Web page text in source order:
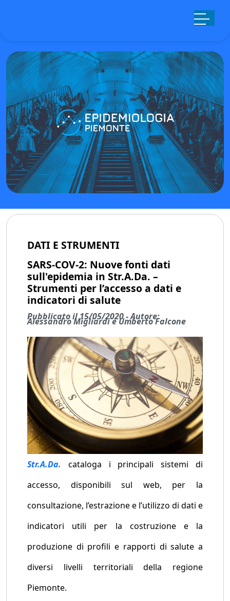
DATI E STRUMENTI
SARS-COV-2: Nuove fonti dati
sull'epidemia in Str.A.Da. –
Strumenti per l’accesso a dati e
indicatori di salute
Pubblicato il 15/05/2020 - Autore:
Alessandro Migliardi e Umberto Falcone
Str.A.Da. cataloga i principali sistemi di
accesso, disponibili sul web, per la
consultazione, l’estrazione e l’utilizzo di dati e
indicatori utili per la costruzione e la
produzione di profili e rapporti di salute a
diversi livelli territoriali della regione
Piemonte.